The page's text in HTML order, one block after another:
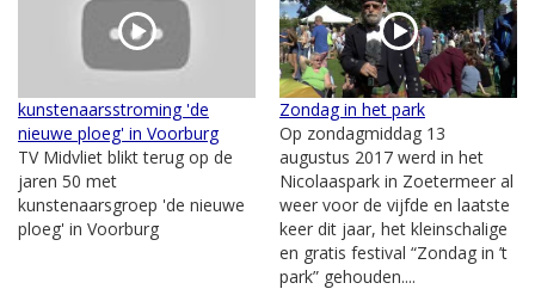
kunstenaarsstroming 'de
nieuwe ploeg' in Voorburg
TV Midvliet blikt terug op de
jaren 50 met
kunstenaarsgroep 'de nieuwe
ploeg' in Voorburg
Zondag in het park
Op zondagmiddag 13
augustus 2017 werd in het
Nicolaaspark in Zoetermeer al
weer voor de vijfde en laatste
keer dit jaar, het kleinschalige
en gratis festival “Zondag in ’t
park” gehouden....